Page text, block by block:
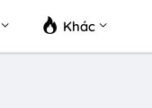
Khác